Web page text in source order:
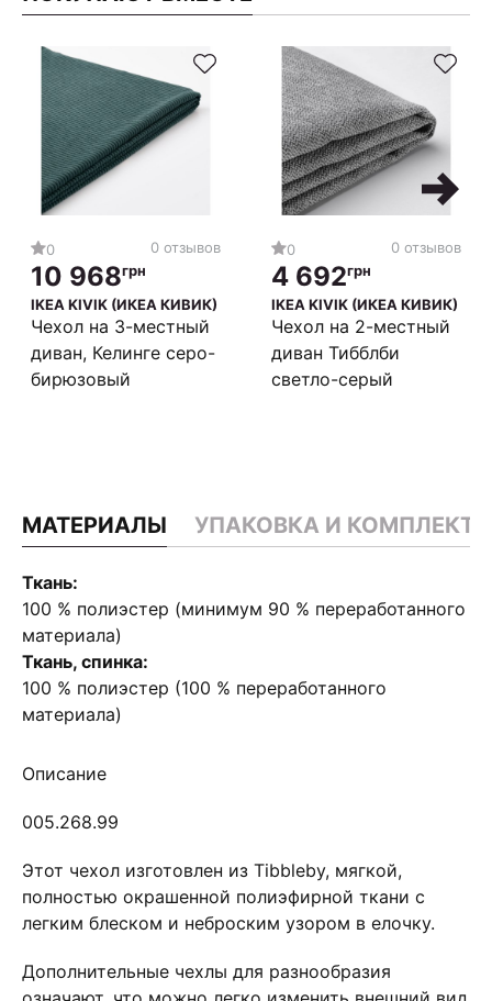
0 0 отзывов
10 968грн
IKEA KIVIK (ИКЕА КИВИК)
Чехол на 3-местный
диван, Келинге серо-
бирюзовый
0 0 отзывов
4 692грн
IKEA KIVIK (ИКЕА КИВИК)
Чехол на 2-местный
диван Тибблби
светло-серый
МАТЕРИАЛЫ УПАКОВКА И
Ткань:
100 % полиэстер (минимум 90 % переработанного
материала)
Ткань, спинка:
100 % полиэстер (100 % переработанного
материала)
Описание
005.268.99
Этот чехол изготовлен из Tibbleby, мягкой,
полностью окрашенной полиэфирной ткани с
легким блеском и неброским узором в елочку.
Дополнительные чехлы для разнообразия